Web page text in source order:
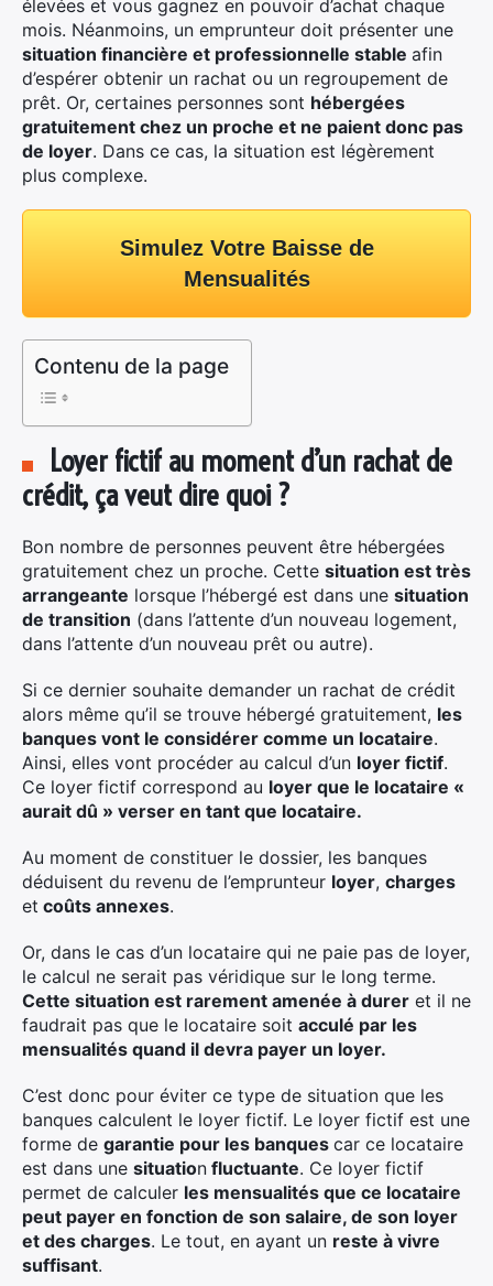
élevées et vous gagnez en pouvoir d’achat chaque
mois. Néanmoins, un emprunteur doit présenter une
situation financière et professionnelle stable afin
d’espérer obtenir un rachat ou un regroupement de
prêt. Or, certaines personnes sont hébergées
gratuitement chez un proche et ne paient donc pas
de loyer. Dans ce cas, la situation est légèrement
plus complexe.
Simulez Votre Baisse de
Mensualités
Contenu de la page
Loyer fictif au moment d’un rachat de
crédit, ça veut dire quoi ?
Bon nombre de personnes peuvent être hébergées
gratuitement chez un proche. Cette situation est très
arrangeante lorsque l’hébergé est dans une situation
de transition (dans l’attente d’un nouveau logement,
dans l’attente d’un nouveau prêt ou autre).
Si ce dernier souhaite demander un rachat de crédit
alors même qu’il se trouve hébergé gratuitement, les
banques vont le considérer comme un locataire.
Ainsi, elles vont procéder au calcul d’un loyer fictif.
Ce loyer fictif correspond au loyer que le locataire «
aurait dû » verser en tant que locataire.
Au moment de constituer le dossier, les banques
déduisent du revenu de l’emprunteur loyer, charges
et coûts annexes.
Or, dans le cas d’un locataire qui ne paie pas de loyer,
le calcul ne serait pas véridique sur le long terme.
Cette situation est rarement amenée à durer et il ne
faudrait pas que le locataire soit acculé par les
mensualités quand il devra payer un loyer.
C’est donc pour éviter ce type de situation que les
banques calculent le loyer fictif. Le loyer fictif est une
forme de garantie pour les banques car ce locataire
est dans une situation fluctuante. Ce loyer fictif
permet de calculer les mensualités que ce locataire
peut payer en fonction de son salaire, de son loyer
et des charges. Le tout, en ayant un reste à vivre
suffisant.